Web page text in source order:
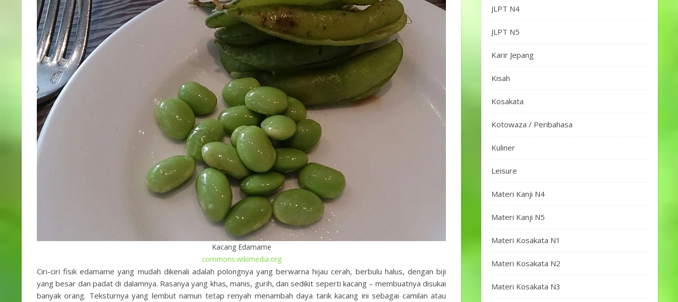
Kacang Edamame
commons.wikimedia.org
Ciri-ciri fisik edamame yang mudah dikenali adalah polongnya yang berwarna hijau cerah, berbulu halus, dengan biji
yang besar dan padat di dalamnya. Rasanya yang khas, manis, gurih, dan sedikit seperti kacang – membuatnya disukai
banyak orang. Teksturnya yang lembut namun tetap renyah menambah daya tarik kacang ini sebagai camilan atau
JLPT N4
JLPT N5
Karir Jepang
Kisah
Kosakata
Kotowaza / Peribahasa
Kuliner
Leisure
Materi Kanji N4
Materi Kanji N5
Materi Kosakata N1
Materi Kosakata N2
Materi Kosakata N3